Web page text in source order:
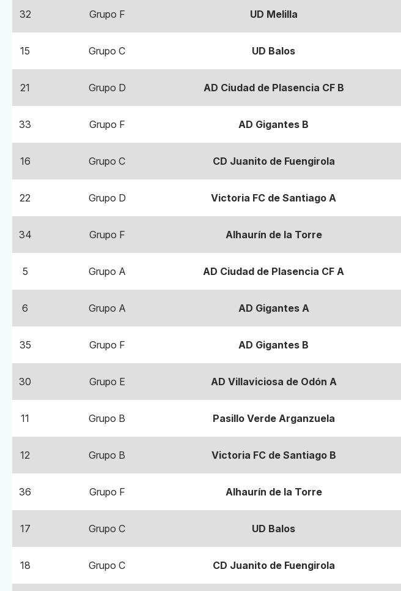
32 Grupo F UD Melilla
15 Grupo C UD Balos
21 Grupo D AD Ciudad de Plasencia CF B
33 Grupo F AD Gigantes B
16 Grupo C CD Juanito de Fuengirola
22 Grupo D Victoria FC de Santiago A
34 Grupo F Alhaurín de la Torre
5 Grupo A AD Ciudad de Plasencia CF A
6 Grupo A AD Gigantes A
35 Grupo F AD Gigantes B
30 Grupo E AD Villaviciosa de Odón A
11 Grupo B Pasillo Verde Arganzuela
12 Grupo B Victoria FC de Santiago B
36 Grupo F Alhaurín de la Torre
17 Grupo C UD Balos
18 Grupo C CD Juanito de Fuengirola